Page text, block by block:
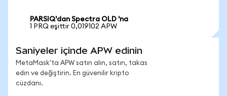
PARSIQ'dan Spectra OLD 'na
1 PRQ eşittir 0,019102 APW
Saniyeler içinde APW edinin
MetaMask'ta APW satın alın, satın, takas
edin ve değiştirin. En güvenilir kripto
cüzdanı.